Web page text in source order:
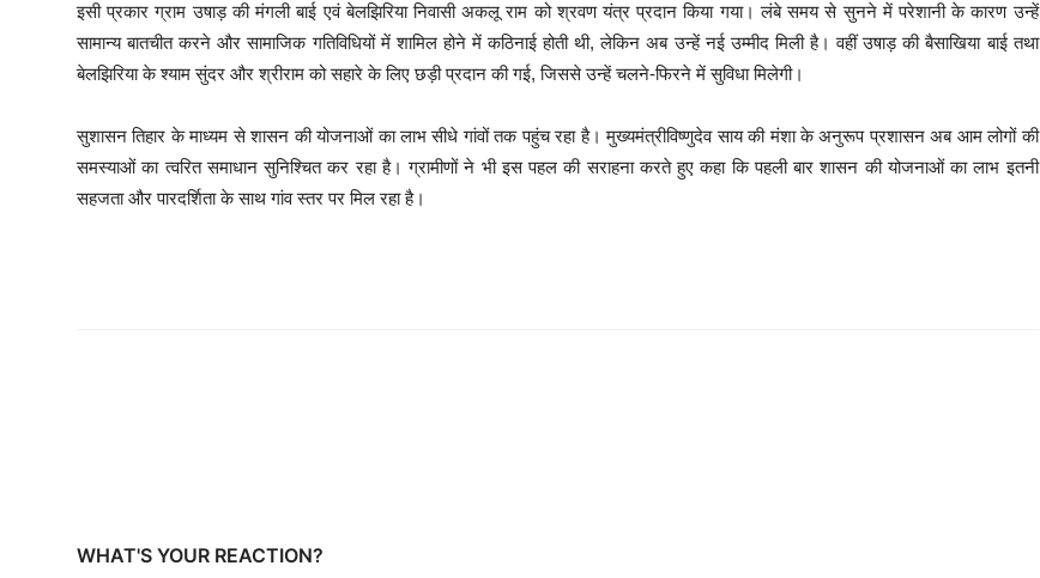
इसी प्रकार ग्राम उषाड़ की मंगली बाई एवं बेलझिरिया निवासी अकलू राम को श्रवण यंत्र प्रदान किया गया। लंबे समय से सुनने में परेशानी के कारण उन्हें
सामान्य बातचीत करने और सामाजिक गतिविधियों में शामिल होने में कठिनाई होती थी, लेकिन अब उन्हें नई उम्मीद मिली है। वहीं उषाड़ की बैसाखिया बाई तथा
बेलझिरिया के श्याम सुंदर और श्रीराम को सहारे के लिए छड़ी प्रदान की गई, जिससे उन्हें चलने-फिरने में सुविधा मिलेगी।
सुशासन तिहार के माध्यम से शासन की योजनाओं का लाभ सीधे गांवों तक पहुंच रहा है। मुख्यमंत्रीविष्णुदेव साय की मंशा के अनुरूप प्रशासन अब आम लोगों की
समस्याओं का त्वरित समाधान सुनिश्चित कर रहा है। ग्रामीणों ने भी इस पहल की सराहना करते हुए कहा कि पहली बार शासन की योजनाओं का लाभ इतनी
सहजता और पारदर्शिता के साथ गांव स्तर पर मिल रहा है।
WHAT'S YOUR REACTION?